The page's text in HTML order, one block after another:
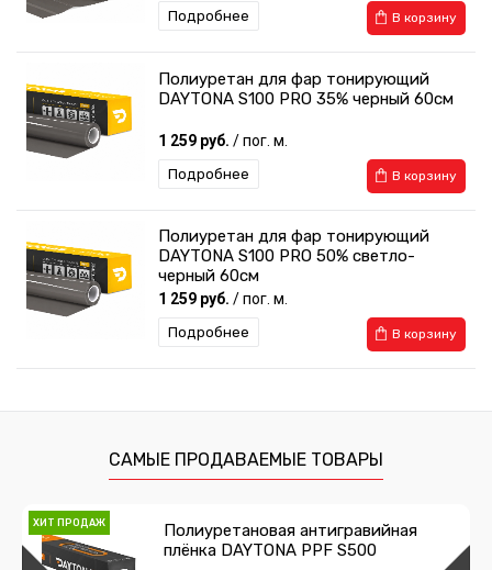
В корзину
Подробнее
Полиуретан для фар тонирующий
DAYTONA S100 PRO 35% черный 60см
1 259 руб. / пог. м.
В корзину
Подробнее
Полиуретан для фар тонирующий
DAYTONA S100 PRO 50% светло-
черный 60см
1 259 руб. / пог. м.
В корзину
Подробнее
DAYTONA S100 PRO 35% черный 30см
629 руб./ пог. м.
ХИТ ПРОДАЖ
Защитная полиуретановая пленка для
САМЫЕ ПРОДАВАЕМЫЕ ТОВАРЫ
ХИТ ПРОДАЖ
Полиуретановая антигравийная
плёнка DAYTONA PPF S500